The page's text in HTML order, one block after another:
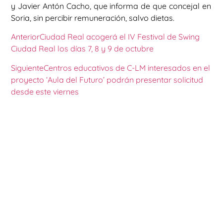
y Javier Antón Cacho, que informa de que concejal en
Soria, sin percibir remuneración, salvo dietas.
AnteriorCiudad Real acogerá el IV Festival de Swing
Ciudad Real los días 7, 8 y 9 de octubre
SiguienteCentros educativos de C-LM interesados en el
proyecto ‘Aula del Futuro’ podrán presentar solicitud
desde este viernes